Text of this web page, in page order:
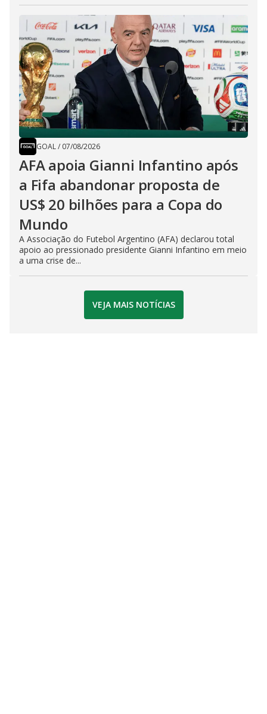
GOAL/ 07/08/2026
AFA apoia Gianni Infantino após
a Fifa abandonar proposta de
US$ 20 bilhões para a Copa do
Mundo
A Associação do Futebol Argentino (AFA) declarou total
apoio ao pressionado presidente Gianni Infantino em meio
a uma crise de...
VEJA MAIS NOTÍCIAS